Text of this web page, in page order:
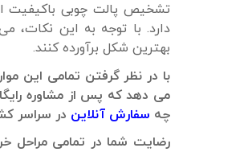
تشخیص پالت چوبی باکیفیت
دارد. با توجه به این نکات،
بهترین شکل برآورده کنند.
با در نظر گرفتن تمامی این
می دهد که پس از مشاوره
چه سفارش آنلاین در سراسر
رضایت شما در تمامی مراحل